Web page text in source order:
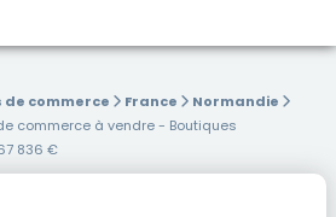
de commerce France
Normandie
commerce à vendre - Boutiques
836 €